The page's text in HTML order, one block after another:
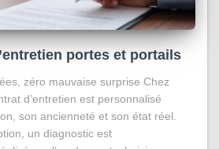
portes et portails
zéro mauvaise surprise Chez
d’entretien est personnalisé
son ancienneté et son état réel.
un diagnostic est